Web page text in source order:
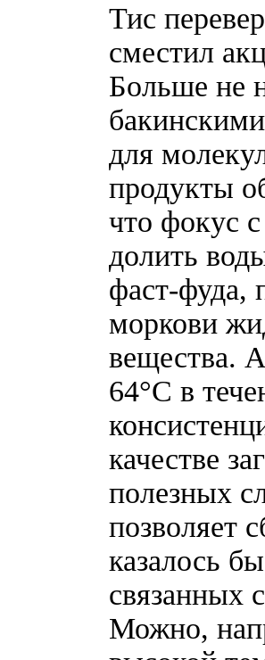
Тис
сместил
Больше не
для
продукты
что фокус
долить
фаст-фуда,
моркови
вещества.
64°С в
качестве
полезных
позволяет
казалось
связанных
Можно,